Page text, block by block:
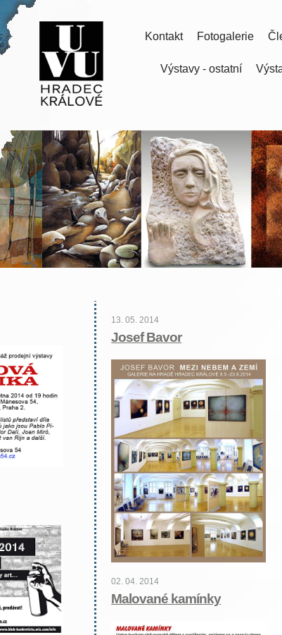
Fotogalerie
Kontakt
Výstavy - ostatní
13. 05. 2014
Josef Bavor
02. 04. 2014
Malované kamínky